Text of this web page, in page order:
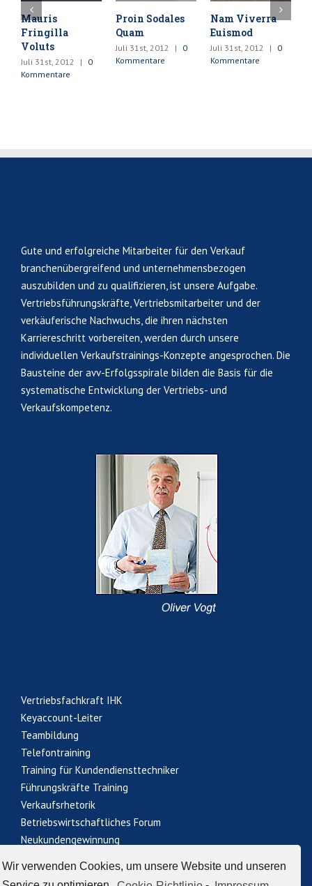
Wir verwenden Cookies, um unsere Website und unseren
Mauris
Fringilla
Voluts
Juli 31st, 2012 |
0
Kommentare
Proin Sodales
Quam
Juli 31st, 2012 |
0
Kommentare
Nam Viverra
Euismod
Juli 31st, 2012 |
0
Kommentare
Gute und erfolgreiche Mitarbeiter für den Verkauf
branchenübergreifend und unternehmensbezogen
auszubilden und zu qualifizieren, ist unsere Aufgabe.
Vertriebsführungskräfte, Vertriebsmitarbeiter und der
verkäuferische Nachwuchs, die ihren nächsten
Karriereschritt vorbereiten, werden durch unsere
individuellen Verkaufstrainings-Konzepte angesprochen. Die
Bausteine der avv-Erfolgsspirale bilden die Basis für die
systematische Entwicklung der Vertriebs- und
Verkaufskompetenz.
Vertriebsfachkraft IHK
Keyaccount-Leiter
Teambildung
Telefontraining
Training für Kundendiensttechniker
Führungskräfte Training
Verkaufsrhetorik
Betriebswirtschaftliches Forum
Neukundengewinnung